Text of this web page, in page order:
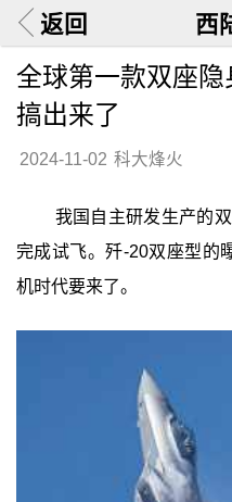
返回 西
全球第一款双座
搞出来了
2024-11-02 科大烽火
我国自主研发生产的
完成试飞。歼-20双座型的
机时代要来了。